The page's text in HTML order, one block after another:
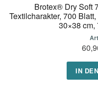
Brotex® Dry Soft
Textilcharakter, 700
30×38 cm,
IN